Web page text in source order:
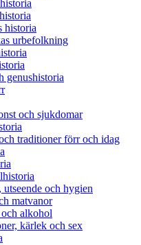
historia
urbefolkning
genushistoria
och sjukdomar
traditioner förr och idag
och hygien
matvanor
alkohol
kärlek och sex